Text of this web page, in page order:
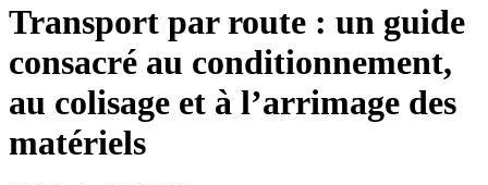
Transport par route : un guide
consacré au conditionnement,
au colisage et à l’arrimage des
matériels